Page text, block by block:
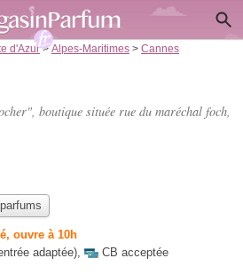
d'Azur>Alpes-Maritimes > Cannes
boutique située rue du maréchal foch,
ouvre à 10h
adaptée), CB acceptée